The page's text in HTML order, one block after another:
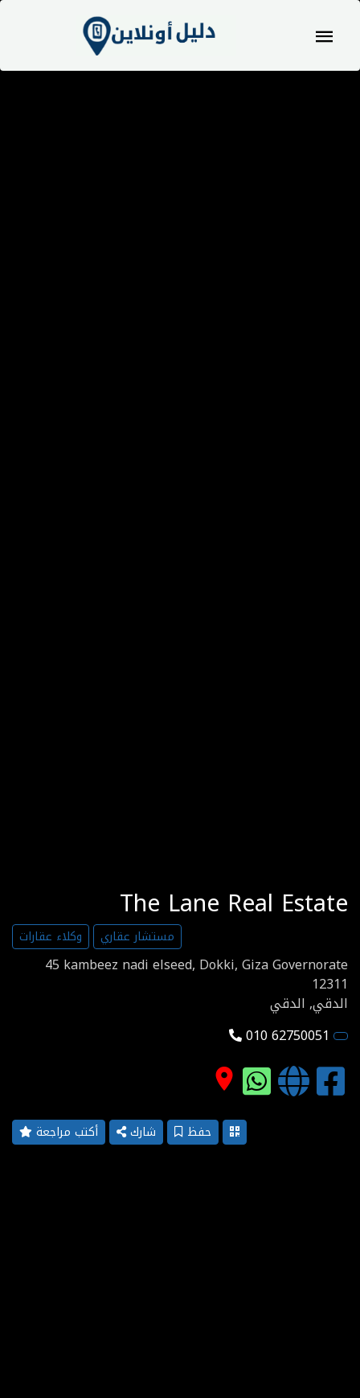
The Lane Real Estate
وكلاء عقارات مستشار عقاري
45 kambeez nadi elseed, Dokki, Giza Governorate
12311
الدقي, الدقي
010 62750051
place
أكتب مراجعة شارك حفظ